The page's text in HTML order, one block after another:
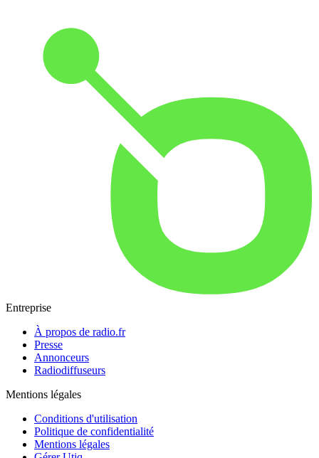
Entreprise
À propos de radio.fr
Presse
Annonceurs
Radiodiffuseurs
Mentions légales
Conditions d'utilisation
Politique de confidentialité
Mentions légales